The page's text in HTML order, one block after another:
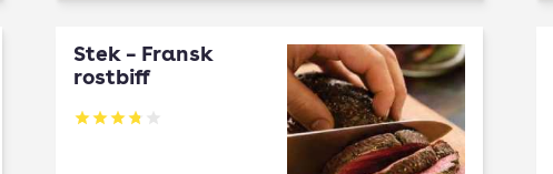
Stek – Fransk
rostbiff
Betyg: 3.82 av 5